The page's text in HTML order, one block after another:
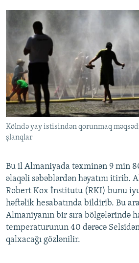
Kölndə yay istisindən qorunmaq
şlanqlar
Bu il Almaniyada təxminən 9 min
əlaqəli səbəblərdən həyatını itirib.
Robert Kox İnstitutu (RKI) bunu
həftəlik hesabatında bildirib. Bu
Almaniyanın bir sıra bölgələrində
temperaturunun 40 dərəcə
qalxacağı gözlənilir.